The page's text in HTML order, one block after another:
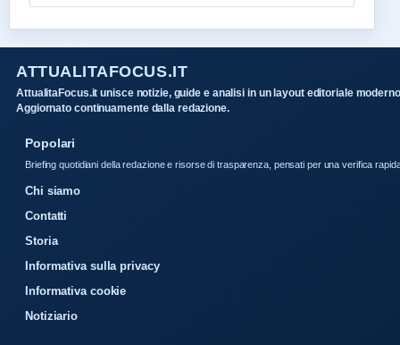
ATTUALITAFOCUS.IT
AttualitaFocus.it unisce notizie, guide e analisi in un layout editoriale
Aggiornato continuamente dalla redazione.
Popolari
Briefing quotidiani della redazione e risorse di trasparenza, pensati per una verifica
Chi siamo
Contatti
Storia
Informativa sulla privacy
Informativa cookie
Notiziario